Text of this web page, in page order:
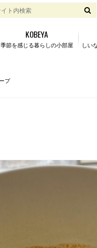
季節を感じる暮らしの小部屋
KOBEYA
しい
プ